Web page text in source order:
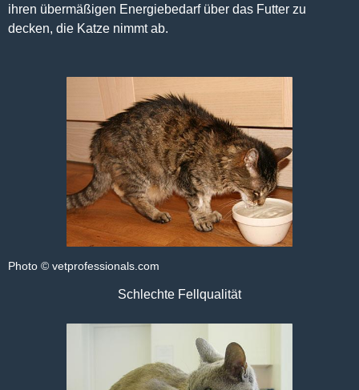
ihren übermäßigen Energiebedarf über das Futter zu
decken, die Katze nimmt ab.
Photo © vetprofessionals.com
Schlechte Fellqualität